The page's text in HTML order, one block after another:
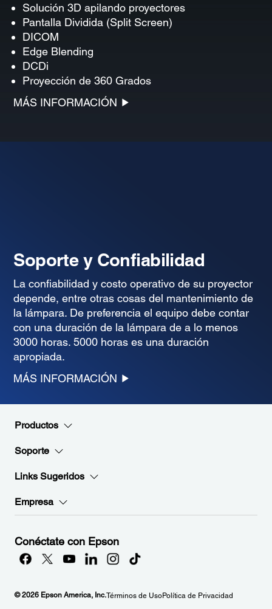
Solución 3D apilando proyectores
Pantalla Dividida (Split Screen)
DICOM
Edge Blending
DCDi
Proyección de 360 Grados
MÁS INFORMACIÓN
Soporte y Confiabilidad
La confiabilidad y costo operativo de su proyector
depende, entre otras cosas del mantenimiento de
la lámpara. De preferencia el equipo debe contar
con una duración de la lámpara de a lo menos
3000 horas. 5000 horas es una duración
apropiada.
MÁS INFORMACIÓN
Productos
Soporte
Links Sugeridos
Empresa
Conéctate con Epson
© 2026 Epson America, Inc.Términos de UsoPolítica de Privacidad